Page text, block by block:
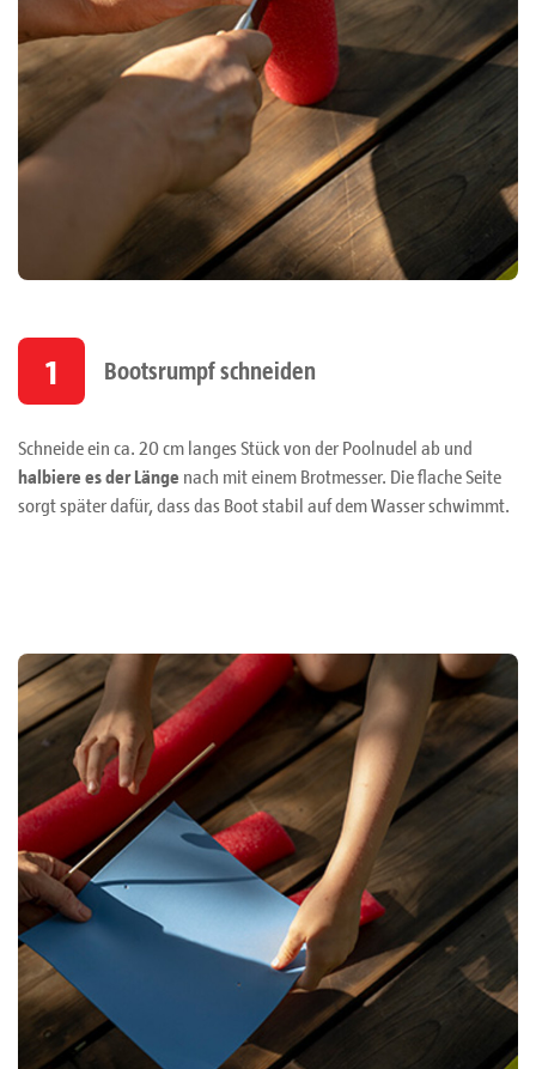
1 Bootsrumpf schneiden
Schneide ein ca. 20 cm langes Stück von der Poolnudel ab und
halbiere es der Länge nach mit einem Brotmesser. Die flache Seite
sorgt später dafür, dass das Boot stabil auf dem Wasser schwimmt.